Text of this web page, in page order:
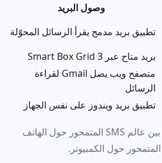
وصول البريد
تطبيق بريد مدمج يقرأ الرسائل المحوّلة
بريد متاح عبر Smart Box Grid 3
متصفح ويب يصل Gmail لقراءة
الرسائل
تطبيق بريد ويندوز على نفس الجهاز
تحويل SMS يجسر الفجوة بين عالم SMS المتمحور حول الهاتف
حول الكمبيوتر.